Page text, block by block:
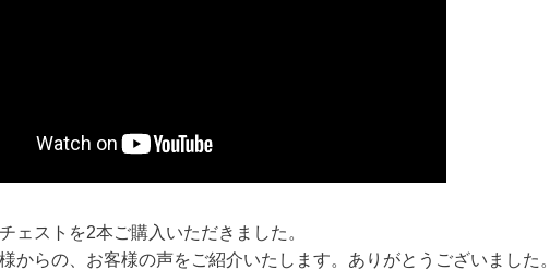
ェストを2本ご購入いただきました。
からの、お客様の声をご紹介いたします。ありが­­とうございました。